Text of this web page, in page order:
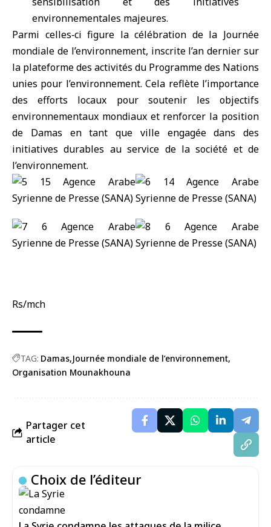
environnementales majeures.
Parmi celles‑ci figure la célébration de la Journée
mondiale de l’environnement, inscrite l’an dernier sur
la plateforme des activités du Programme des Nations
unies pour l’environnement. Cela reflète l’importance
des efforts locaux pour soutenir les objectifs
environnementaux mondiaux et renforcer la position
de Damas en tant que ville engagée dans des
initiatives durables au service de la société et de
l’environnement.
Rs/mch
TAG: Damas Journée mondiale de l’environnement
Organisation Mounakhouna
Partager cet
article
Choix de l’éditeur